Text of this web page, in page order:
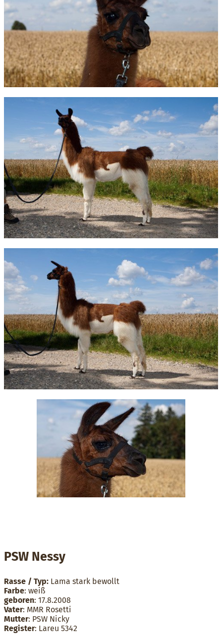
PSW Nessy
Rasse / Typ: Lama stark bewollt
Farbe: weiß
geboren: 17.8.2008
Vater: MMR Rosetti
Mutter: PSW Nicky
Register: Lareu 5342